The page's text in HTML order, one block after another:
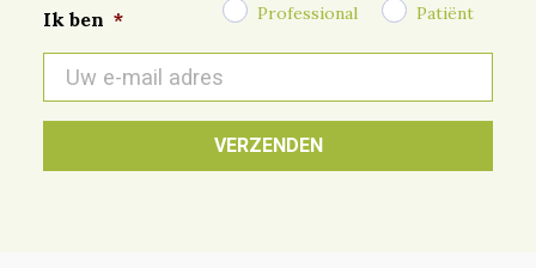
Ik ben * Professional Patiënt
mail
*